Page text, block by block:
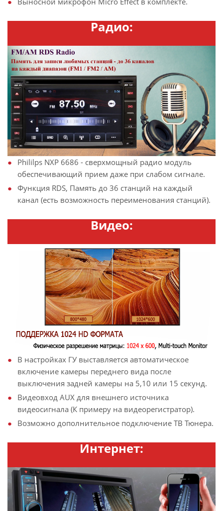
Радио:
Phililps NXP 6686 - сверхмощный радио модуль
обеспечивающий прием даже при слабом сигнале.
Функция RDS, Память до 36 станций на каждый
канал (есть возможность переименования станций).
Видео:
В настройках ГУ выставляется автоматическое
включение камеры переднего вида после
выключения задней камеры на 5,10 или 15 секунд.
Видеовход AUX для внешнего источника
видеосигнала (К примеру на видеорегистратор).
Возможно дополнительное подключение ТВ Тюнера.
Интернет: